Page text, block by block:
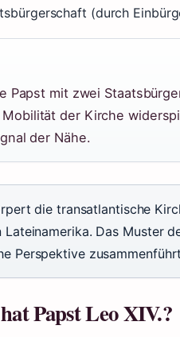
(durch
Papst mit zwei
der Kirche
der Nähe.
die transatlantische
Lateinamerika. Das Muster
Perspektive
Papst Leo XIV.?